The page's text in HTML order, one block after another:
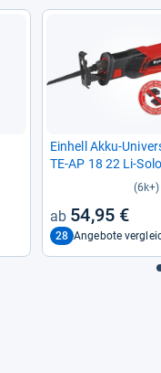
Ein­hell Akku-​
TE-​AP 18 22 Li-​Solo
(6k+)
54,95 €
28 Angebote